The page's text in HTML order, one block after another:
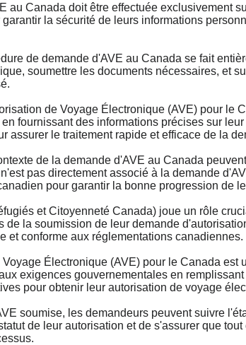
au Canada doit être effectuée exclusivement
la sécurité de leurs informations
de demande d'AVE au Canada se fait
soumettre les documents nécessaires, et
de Voyage Électronique (AVE) pour le
fournissant des informations précises sur
assurer le traitement rapide et efficace de la
de la demande d'AVE au Canada
pas directement associé à la demande
pour garantir la bonne progression de
et Citoyenneté Canada) joue un rôle
la soumission de leur demande
et conforme aux réglementations canadiennes.
Électronique (AVE) pour le Canada est
exigences gouvernementales en
pour obtenir leur autorisation de voyage
soumise, les demandeurs peuvent suivre
de leur autorisation et de s'assurer que